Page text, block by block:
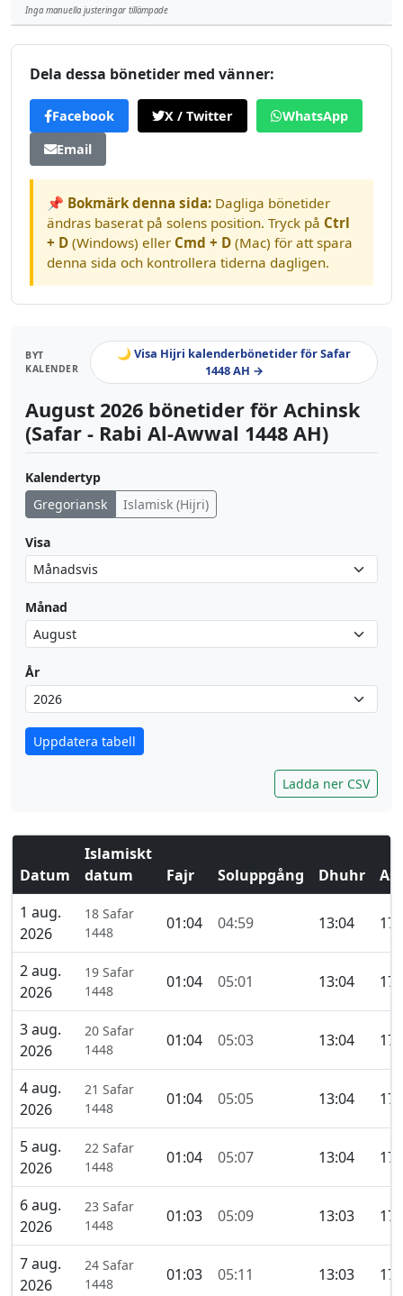
Inga manuella justeringar tillämpade
Dela dessa bönetider med vänner:
Facebook X / Twitter
WhatsApp
Email
📌 Bokmärk denna sida: Dagliga bönetider
ändras baserat på solens position. Tryck på Ctrl
+ D (Windows) eller Cmd + D (Mac) för att spara
denna sida och kontrollera tiderna dagligen.
BYT
KALENDER
🌙 Visa Hijri kalenderbönetider för Safar
1448 AH →
August 2026 bönetider för Achinsk
(Safar - Rabi Al-Awwal 1448 AH)
Kalendertyp
Gregoriansk
Islamisk (Hijri)
Visa
Månad
År
Uppdatera tabell
Ladda ner CSV
Datum
Islamiskt
datum
Fajr Soluppgång Dhuhr
Asr
1 aug.
2026
18 Safar
1448
01:04 04:59 13:04
2 aug.
2026
19 Safar
1448
01:04 05:01 13:04
3 aug.
2026
20 Safar
1448
01:04 05:03 13:04
4 aug.
2026
21 Safar
1448
01:04 05:05 13:04
5 aug.
2026
22 Safar
1448
01:04 05:07 13:04
6 aug.
2026
23 Safar
1448
01:03 05:09 13:03
7 aug.
2026
24 Safar
1448
01:03 05:11 13:03